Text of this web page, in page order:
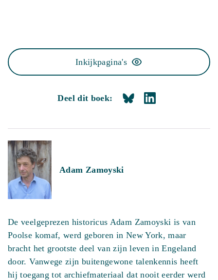
Inkijkpagina's
Deel dit boek:
Adam Zamoyski
De veelgeprezen historicus Adam Zamoyski is van
Poolse komaf, werd geboren in New York, maar
bracht het grootste deel van zijn leven in Engeland
door. Vanwege zijn buitengewone talenkennis heeft
hij toegang tot archiefmateriaal dat nooit eerder werd